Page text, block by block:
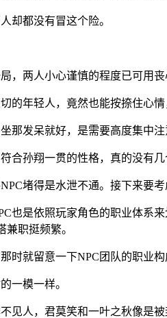
却都没有冒这个险。
两人小心谨慎的程度已可用
年轻人，竟然也能按捺住心情
发呆就好，是需要高度集中注
孙翔一贯的性格，真的没有几
堵得是水泄不通。接下来要
是依照玩家角色的职业体系
职挺频繁。
时就留意一下NPC团队的职业构
一模一样。
见人，君莫笑和一叶之秋像是被